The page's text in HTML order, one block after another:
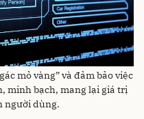
mỏ vàng” và đảm bảo việc
minh bạch, mang lại giá trị
người dùng.